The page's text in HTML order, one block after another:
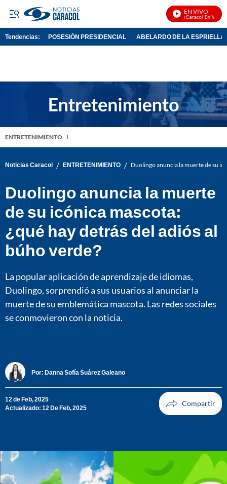
EN VIVO
Noticias Caracol En Vivo
Tendencias: POSESIÓN PRESIDENCIAL ABELARDO DE LA ESPRIELLA
ENTRETENIMIENTO
Noticias Caracol / ENTRETENIMIENTO / Duolingo anuncia la muerte de su
Duolingo anuncia la muerte
de su icónica mascota:
¿qué hay detrás del adiós al
búho verde?
La popular aplicación de aprendizaje de idiomas,
Duolingo, sorprendió a sus usuarios al anunciar la
muerte de su emblemática mascota. Las redes sociales
se conmovieron con la noticia.
Por: Danna Sofía Suárez Galeano
12 de Feb, 2025
Actualizado: 12 De Feb, 2025